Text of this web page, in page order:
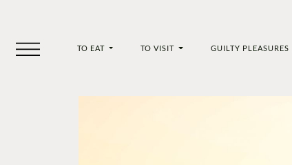
TO EAT TO VISIT GUILTY PLEASURES